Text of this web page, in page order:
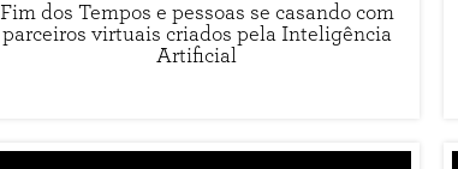
Fim dos Tempos e pessoas se casando com
parceiros virtuais criados pela Inteligência
Artificial